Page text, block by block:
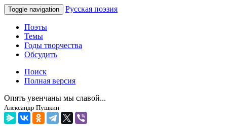
Toggle navigation Русская поэзия
Поэты
Темы
Годы творчества
Обсудить
Поиск
Полная версия
Опять увенчаны мы славой...
Александр Пушкин